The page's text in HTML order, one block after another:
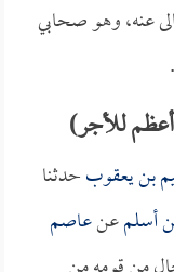
عنه، وهو صحابي
للأجر)
بن يعقوبحدثنا
أسلمعنعاصم